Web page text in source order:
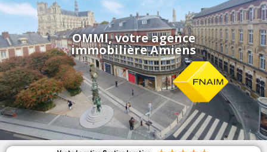
OMMI, votre agence
immobilière Amiens